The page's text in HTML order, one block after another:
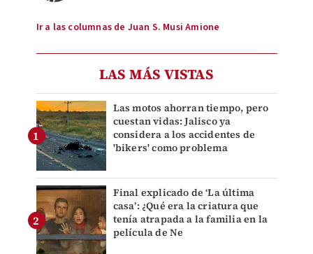
Ir a las columnas de Juan S. Musi Amione
LAS MÁS VISTAS
Las motos ahorran tiempo, pero
cuestan vidas: Jalisco ya
considera a los accidentes de
'bikers' como problema
Final explicado de ‘La última
casa’: ¿Qué era la criatura que
tenía atrapada a la familia en la
película de Ne